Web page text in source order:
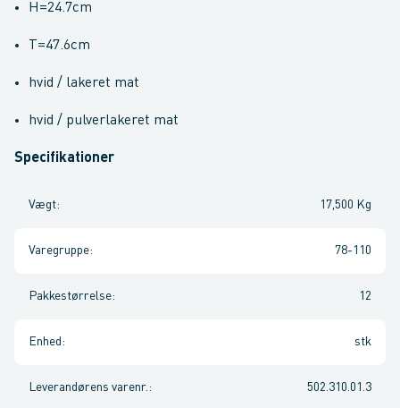
H=24.7cm
T=47.6cm
hvid / lakeret mat
hvid / pulverlakeret mat
Specifikationer
Vægt: 17,500 Kg
Varegruppe: 78-110
Pakkestørrelse: 12
Enhed : stk
Leverandørens varenr. : 502.310.01.3